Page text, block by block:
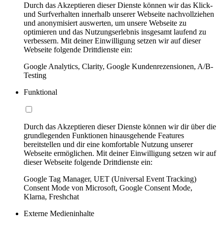
Durch das Akzeptieren dieser Dienste können wir das Klick-
und Surfverhalten innerhalb unserer Webseite nachvollziehen
und anonymisiert auswerten, um unsere Webseite zu
optimieren und das Nutzungserlebnis insgesamt laufend zu
verbessern. Mit deiner Einwilligung setzen wir auf dieser
Webseite folgende Drittdienste ein:
Google Analytics, Clarity, Google Kundenrezensionen, A/B-
Testing
Funktional
Durch das Akzeptieren dieser Dienste können wir dir über die
grundlegenden Funktionen hinausgehende Features
bereitstellen und dir eine komfortable Nutzung unserer
Webseite ermöglichen. Mit deiner Einwilligung setzen wir auf
dieser Webseite folgende Drittdienste ein:
Google Tag Manager, UET (Universal Event Tracking)
Consent Mode von Microsoft, Google Consent Mode,
Klarna, Freshchat
Externe Medieninhalte